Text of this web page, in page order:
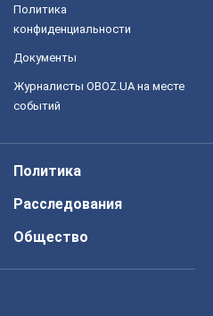
Политика
конфиденциальности
Документы
Журналисты OBOZ.UA на месте
событий
Политика
Расследования
Общество